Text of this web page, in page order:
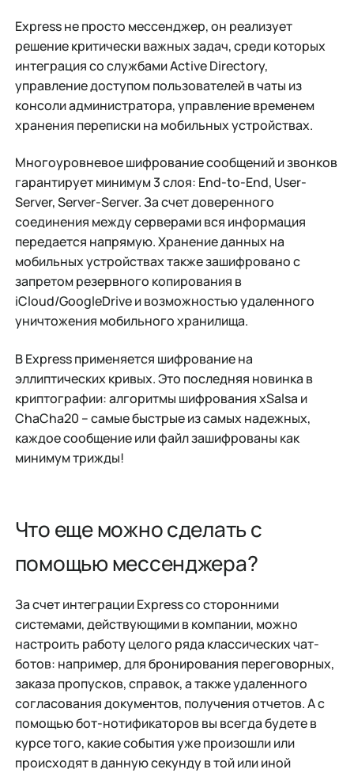
Express не просто мессенджер, он реализует
решение критически важных задач, среди которых
интеграция со службами Active Directory,
управление доступом пользователей в чаты из
консоли администратора, управление временем
хранения переписки на мобильных устройствах.
Многоуровневое шифрование сообщений и звонков
гарантирует минимум 3 слоя: End-to-End, User-
Server, Server-Server. За счет доверенного
соединения между серверами вся информация
передается напрямую. Хранение данных на
мобильных устройствах также зашифровано с
запретом резервного копирования в
iCloud/GoogleDrive и возможностью удаленного
уничтожения мобильного хранилища.
В Express применяется шифрование на
эллиптических кривых. Это последняя новинка в
криптографии: алгоритмы шифрования xSalsa и
ChaCha20 – самые быстрые из самых надежных,
каждое сообщение или файл зашифрованы как
минимум трижды!
Что еще можно сделать с
помощью мессенджера?
За счет интеграции Express со сторонними
системами, действующими в компании, можно
настроить работу целого ряда классических чат-
ботов: например, для бронирования переговорных,
заказа пропусков, справок, а также удаленного
согласования документов, получения отчетов. А с
помощью бот-нотификаторов вы всегда будете в
курсе того, какие события уже произошли или
происходят в данную секунду в той или иной